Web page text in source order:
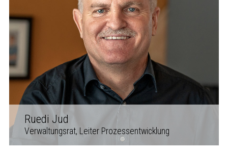
Ruedi Jud
Verwaltungsrat, Leiter Prozessentwicklung